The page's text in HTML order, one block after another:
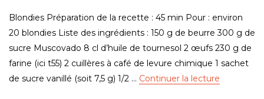
Blondies Préparation de la recette : 45 min Pour : environ
20 blondies Liste des ingrédients : 150 g de beurre 300 g de
sucre Muscovado 8 cl d’huile de tournesol 2 œufs 230 g de
farine (ici t55) 2 cuillères à café de levure chimique 1 sachet
de sucre vanillé (soit 7,5 g) 1/2 … Continuer la lecture